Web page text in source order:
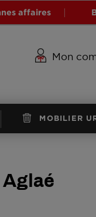
affaires
Mon
MOBILIER